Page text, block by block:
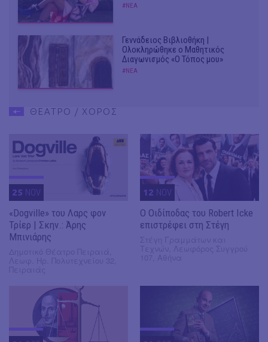
#ΝΕΑ
Γεννάδειος Βιβλιοθήκη |
Ολοκληρώθηκε ο Μαθητικός
Διαγωνισμός «Ο Τόπος μου»
#ΝΕΑ
ΘΕΑΤΡΟ / ΧΟΡΟΣ
25 NOV
«Dogville» του Λαρς φον
Τρίερ | Σκην.: Άρης
Μπινιάρης
12 NOV
O Οιδίποδας του Robert Icke
επιστρέφει στη Στέγη